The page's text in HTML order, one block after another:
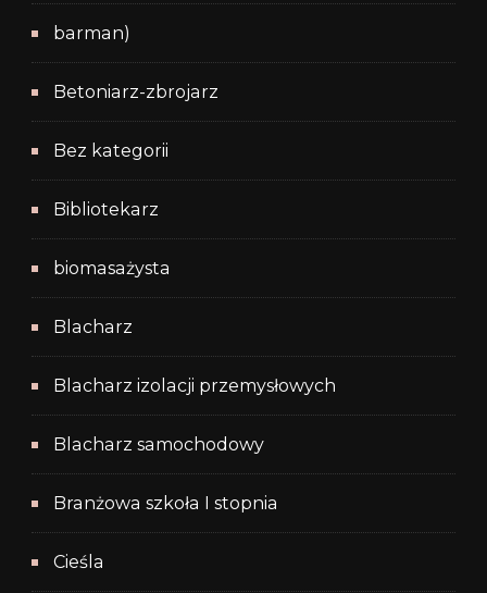
barman)
Betoniarz-zbrojarz
Bez kategorii
Bibliotekarz
biomasażysta
Blacharz
Blacharz izolacji przemysłowych
Blacharz samochodowy
Branżowa szkoła I stopnia
Cieśla